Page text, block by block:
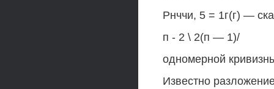
Рнччи, 5 = 1г(г) —
п - 2 \ 2(п — 1)/
одномерной
Известно